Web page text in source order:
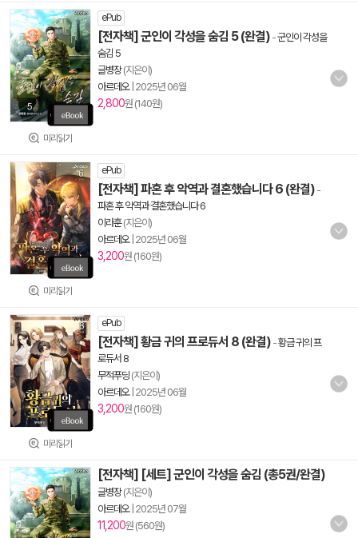
미리읽기
ePub
[전자책] 군인이 각성을 숨김 5 (완결) -군인이 각성을
숨김 5
글병장(지은이)
아르데오| 2025년 06월
2,800원 (140원)
미리읽기
ePub
[전자책] 파혼 후 악역과 결혼했습니다 6 (완결) -
파혼 후 악역과 결혼했습니다 6
이라훈(지은이)
아르데오| 2025년 06월
3,200원 (160원)
미리읽기
ePub
[전자책] 황금 귀의 프로듀서 8 (완결) -황금 귀의 프
로듀서 8
무적푸딩 (지은이)
아르데오| 2025년 06월
3,200원 (160원)
[전자책] [세트] 군인이 각성을 숨김 (총5권/완결)
글병장(지은이)
아르데오| 2025년 07월
11,200원 (560원)